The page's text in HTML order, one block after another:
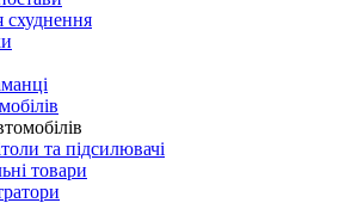
схуднення
та підсилювачі
товари